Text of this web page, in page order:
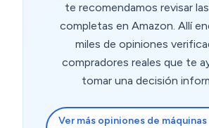
te recomendamos revisar
completas en Amazon. Allí
miles de opiniones
compradores reales que te
tomar una decisión
Ver más opiniones de máquinas